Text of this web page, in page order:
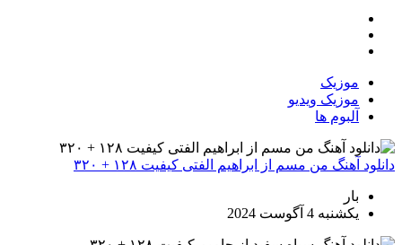
موزیک
موزیک ویدیو
آلبوم ها
دانلود آهنگ من مسم از ابراهیم الفتی کیفیت ۱۲۸ + ۳۲۰
بار
یکشنبه 4 آگوست 2024